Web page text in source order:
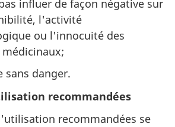
influer de façon négative sur
l'activité
ou l'innocuité des
sans danger.
recommandées
recommandées se